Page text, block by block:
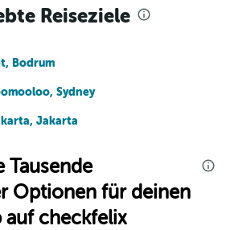
Reiseziele
Bodrum
Sydney
Jakarta
Tausende
Optionen für deinen
auf checkfelix